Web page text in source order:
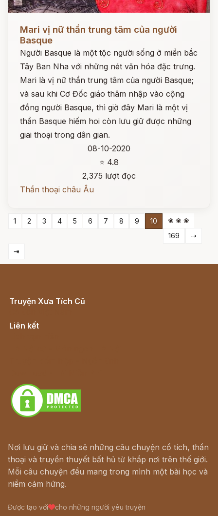
Mari vị nữ thần trung tâm của người
Basque
Người Basque là một tộc người sống ở miền bắc
Tây Ban Nha với những nét văn hóa đặc trưng.
Mari là vị nữ thần trung tâm của người Basque;
và sau khi Cơ Đốc giáo thâm nhập vào cộng
đồng người Basque, thì giờ đây Mari là một vị
thần Basque hiếm hoi còn lưu giữ được những
giai thoại trong dân gian.
08-10-2020
⭐ 4.8
2,375 lượt đọc
Thần thoại châu Âu
1 2 3 4 5 6 7 8 9 10
❀ ❀ ❀
169
⇢
⇥
Truyện Xưa Tích Cũ
Liên kết
Nơi lưu giữ và chia sẻ những câu chuyện cổ tích, thần
thoại và truyền thuyết bất hủ từ khắp nơi trên thế giới.
Mỗi câu chuyện đều mang trong mình một bài học và
niềm cảm hứng.
Được tạo với cho những người yêu truyện